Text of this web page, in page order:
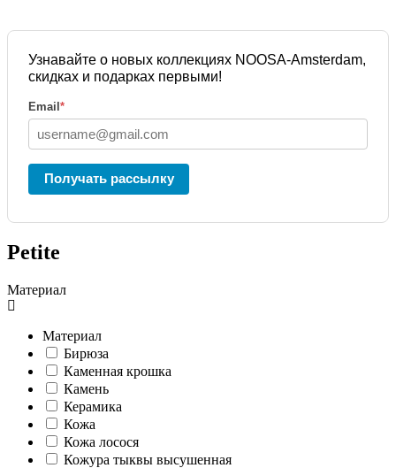
Узнавайте о новых коллекциях NOOSA-Amsterdam,
скидках и подарках первыми!
Email *
Получать рассылку
Petite
Материал
Материал
Бирюза
Каменная крошка
Камень
Керамика
Кожа
Кожа лосося
Кожура тыквы высушенная